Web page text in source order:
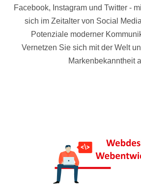
Facebook, Instagram und Twitter -
sich im Zeitalter von Social
Potenziale moderner
Vernetzen Sie sich mit der Welt
Markenbekanntheit